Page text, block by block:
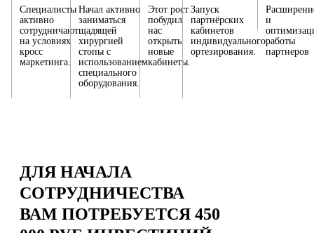
Специалисты
активно
сотрудничают
на условиях
кросс
маркетинга.
Начал активно
заниматься
щадящей
хирургией
стопы с
использованием
специального
оборудования.
Этот рост
побудил
нас
открыть
новые
кабинеты.
Запуск
партнёрских
кабинетов
индивидуального
ортезирования.
и
работы
партнеров
ДЛЯ НАЧАЛА
СОТРУДНИЧЕСТВА
ВАМ ПОТРЕБУЕТСЯ 450